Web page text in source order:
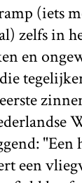
(iets
zelfs in
en
"Een
een